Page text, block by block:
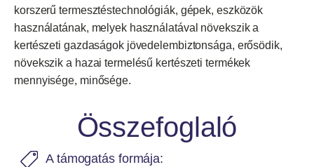
korszerű termesztéstechnológiák, gépek, eszközök
használatának, melyek használatával növekszik a
kertészeti gazdaságok jövedelembiztonsága, erősödik,
növekszik a hazai termelésű kertészeti termékek
mennyisége, minősége.
Összefoglaló
A támogatás formája: